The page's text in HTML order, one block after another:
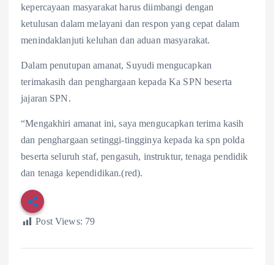
kepercayaan masyarakat harus diimbangi dengan
ketulusan dalam melayani dan respon yang cepat dalam
menindaklanjuti keluhan dan aduan masyarakat.
Dalam penutupan amanat, Suyudi mengucapkan
terimakasih dan penghargaan kepada Ka SPN beserta
jajaran SPN.
“Mengakhiri amanat ini, saya mengucapkan terima kasih
dan penghargaan setinggi-tingginya kepada ka spn polda
beserta seluruh staf, pengasuh, instruktur, tenaga pendidik
dan tenaga kependidikan.(red).
Post Views: 79